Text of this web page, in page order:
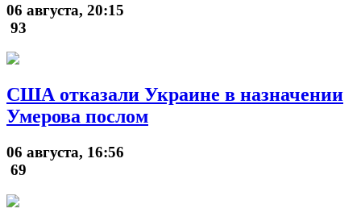
06 августа, 20:15
93
США отказали Украине в назначении
Умерова послом
06 августа, 16:56
69